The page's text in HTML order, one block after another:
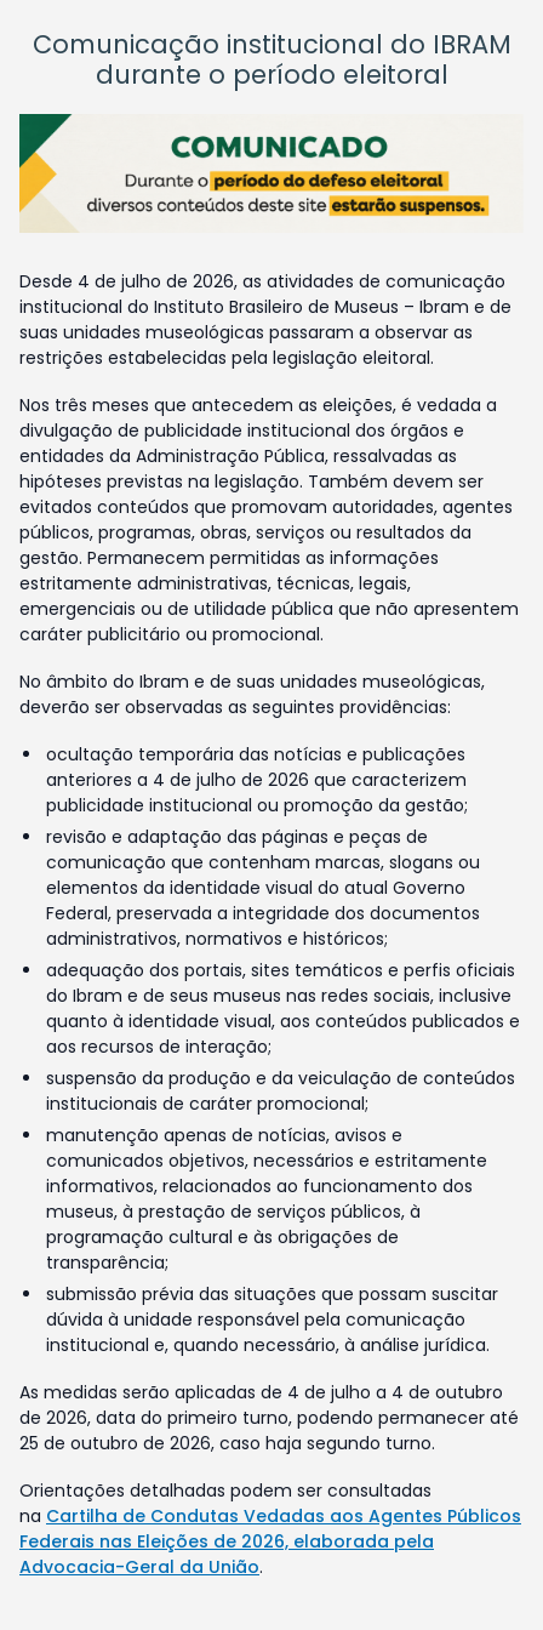
Comunicação institucional do IBRAM
durante o período eleitoral
Desde 4 de julho de 2026, as atividades de comunicação
institucional do Instituto Brasileiro de Museus – Ibram e de
suas unidades museológicas passaram a observar as
restrições estabelecidas pela legislação eleitoral.
Nos três meses que antecedem as eleições, é vedada a
divulgação de publicidade institucional dos órgãos e
entidades da Administração Pública, ressalvadas as
hipóteses previstas na legislação. Também devem ser
evitados conteúdos que promovam autoridades, agentes
públicos, programas, obras, serviços ou resultados da
gestão. Permanecem permitidas as informações
estritamente administrativas, técnicas, legais,
emergenciais ou de utilidade pública que não apresentem
caráter publicitário ou promocional.
No âmbito do Ibram e de suas unidades museológicas,
deverão ser observadas as seguintes providências:
ocultação temporária das notícias e publicações
anteriores a 4 de julho de 2026 que caracterizem
publicidade institucional ou promoção da gestão;
revisão e adaptação das páginas e peças de
comunicação que contenham marcas, slogans ou
elementos da identidade visual do atual Governo
Federal, preservada a integridade dos documentos
administrativos, normativos e históricos;
adequação dos portais, sites temáticos e perfis oficiais
do Ibram e de seus museus nas redes sociais, inclusive
quanto à identidade visual, aos conteúdos publicados e
aos recursos de interação;
suspensão da produção e da veiculação de conteúdos
institucionais de caráter promocional;
manutenção apenas de notícias, avisos e
comunicados objetivos, necessários e estritamente
informativos, relacionados ao funcionamento dos
museus, à prestação de serviços públicos, à
programação cultural e às obrigações de
transparência;
submissão prévia das situações que possam suscitar
dúvida à unidade responsável pela comunicação
institucional e, quando necessário, à análise jurídica.
As medidas serão aplicadas de 4 de julho a 4 de outubro
de 2026, data do primeiro turno, podendo permanecer até
25 de outubro de 2026, caso haja segundo turno.
Orientações detalhadas podem ser consultadas
na Cartilha de Condutas Vedadas aos Agentes Públicos
Federais nas Eleições de 2026, elaborada pela
Advocacia-Geral da União.